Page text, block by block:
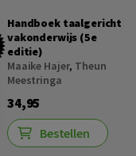
Handboek taalgericht
vakonderwijs (5e
editie)
Maaike Hajer, Theun
Meestringa
34,95
Bestellen